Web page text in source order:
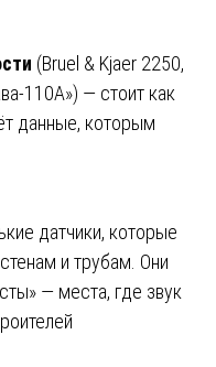
(Bruel & Kjaer 2250,
110А») — стоит как
данные, которым
датчики, которые
и трубам. Они
— места, где звук